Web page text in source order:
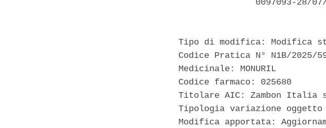
0097093-28/
Tipo di modifica: Modifica
Codice Pratica N° N1B/2025/
  Medicinale: MONURIL
  Codice farmaco: 025680
Titolare AIC: Zambon Italia
Tipologia variazione
Modifica apportata: